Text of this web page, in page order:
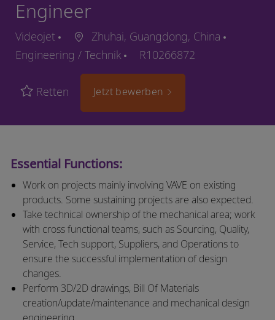
Engineer
Videojet
Zhuhai, Guangdong, China
Engineering / Technik
R10266872
Retten Jetzt bewerben
Essential Functions:
Work on projects mainly involving VAVE on existing
products. Some sustaining projects are also expected.
Take technical ownership of the mechanical area; work
with cross functional teams, such as Sourcing, Quality,
Service, Tech support, Suppliers, and Operations to
ensure the successful implementation of design
changes.
Perform 3D/2D drawings, Bill Of Materials
creation/update/maintenance and mechanical design
engineering.